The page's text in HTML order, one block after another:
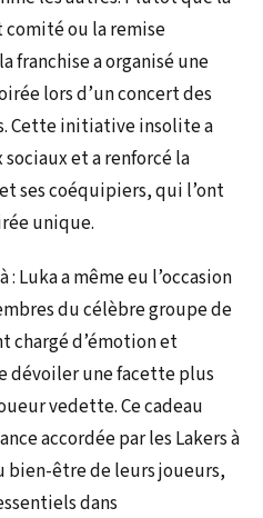
ou la remise
franchise a organisé une
lors d’un concert des
Cette initiative insolite a
et a renforcé la
ses coéquipiers, qui l’ont
unique.
: Luka a même eu l’occasion
du célèbre groupe de
chargé d’émotion et
dévoiler une facette plus
vedette. Ce cadeau
accordée par les Lakers à
bien-être de leurs joueurs,
dans